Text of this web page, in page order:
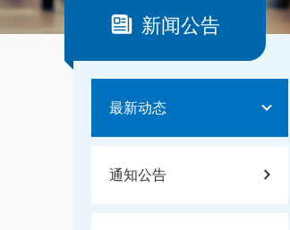
新闻公告
最新动态
通知公告